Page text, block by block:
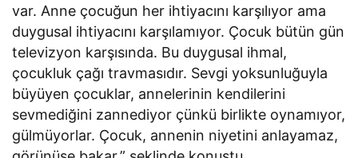
var. Anne çocuğun her ihtiyacını karşılıyor ama
duygusal ihtiyacını karşılamıyor. Çocuk bütün gün
televizyon karşısında. Bu duygusal ihmal,
çocukluk çağı travmasıdır. Sevgi yoksunluğuyla
büyüyen çocuklar, annelerinin kendilerini
sevmediğini zannediyor çünkü birlikte oynamıyor,
gülmüyorlar. Çocuk, annenin niyetini anlayamaz,